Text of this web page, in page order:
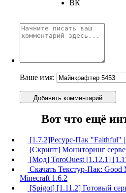
ВК
Ваше имя:
Добавить комментарий
Вот что ещё
[1.7.2]Ресурс-Пак "Faithful"
[Скрипт] Мониторинг
[Мод] ToroQuest [1.12.1]
Скачать Текстур-Пак:
Minecraft 1.6.2
[Spigot] [1.11.2] Готовый